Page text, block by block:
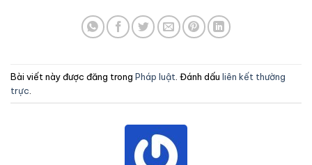
Bài viết này được đăng trong Pháp luật . Đánh dấu liên kết thường
trực